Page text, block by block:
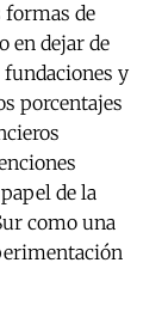
formas de
en dejar de
fundaciones y
porcentajes
de la
como una